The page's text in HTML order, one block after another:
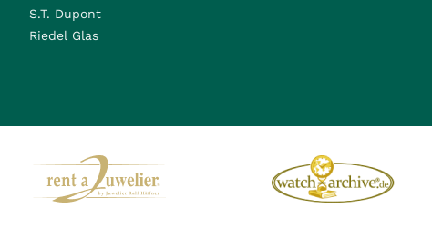
S.T. Dupont
Riedel Glas